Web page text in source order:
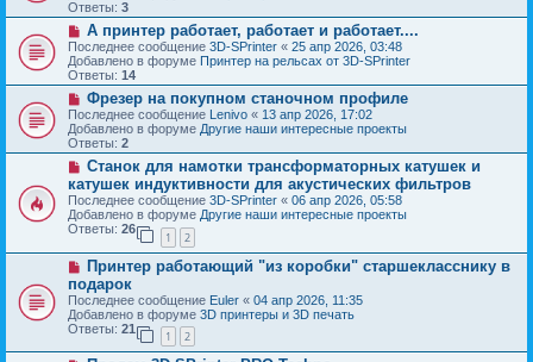
н
и
е
е
с
о
о
б
щ
е
н
и
е
Ответы: 3
Н
о
в
о
е
с
о
о
б
щ
е
н
и
е
А принтер работает, работает и работает....
Последнее сообщение 3D-SPrinter « 25 апр 2026, 03:48
Добавлено в форуме Принтер на рельсах от 3D-SPrinter
Ответы: 14
Н
о
в
о
е
с
о
о
б
щ
е
н
е
Фрезер на покупном станочном профиле
Последнее сообщение Lenivo « 13 апр 2026, 17:02
Добавлено в форуме Другие наши интересные проекты
Ответы: 2
Н
в
о
е
с
о
щ
е
н
и
е
Станок для намотки трансформаторных катушек и
катушек индуктивности для акустических фильтров
Последнее сообщение 3D-SPrinter « 06 апр 2026, 05:58
Добавлено в форуме Другие наши интересные проекты
Ответы: 26
1 2
Н
в
о
е
с
о
Принтер работающий "из коробки" старшекласснику в
подарок
Последнее сообщение Euler « 04 апр 2026, 11:35
Добавлено в форуме 3D принтеры и 3D печать
Ответы: 21
1 2